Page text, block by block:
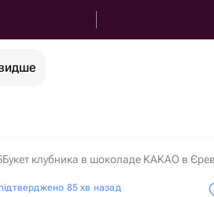
клубника в шоколаде КАКАО в
85 хв назад